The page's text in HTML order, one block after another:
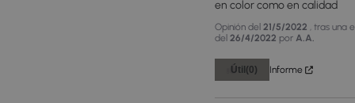
en color como en calidad
Opinión del 21/5/2022 , tras una
del 26/4/2022 por A.A.
Útil (0) Informe